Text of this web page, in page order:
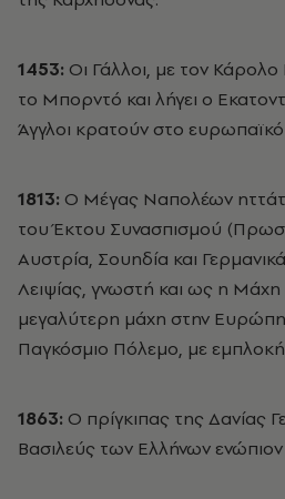
1453: Οι Γάλλοι, με τον
το Μπορντό και λήγει ο
Άγγλοι κρατούν στο
1813: Ο Μέγας Ναπολέων
του Έκτου Συνασπισμού
Αυστρία, Σουηδία και
Λειψίας, γνωστή και ως η Μάχη
μεγαλύτερη μάχη στην
Παγκόσμιο Πόλεμο, με
1863: Ο πρίγκιπας της Δανίας
Βασιλεύς των Ελλήνων